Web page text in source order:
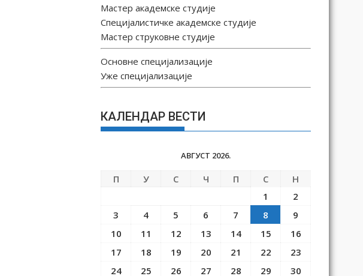
Мастер академске студије
Специјалистичке академске студије
Мастер струковне студије
Основне специјализације
Уже специјализације
КАЛЕНДАР ВЕСТИ
АВГУСТ 2026.
П У С Ч П С Н
1
2
3
4 5 6 7 8
9
10
11 12 13 14 15
16
17
18 19 20 21 22
23
24
25 26 27 28 29
30